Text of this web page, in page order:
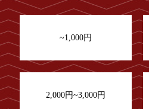
~1,000円
2,000円~3,000円